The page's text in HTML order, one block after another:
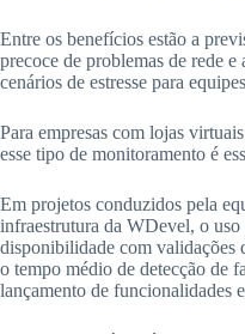
Entre os benefícios estão a
precoce de problemas de rede
cenários de estresse para
Para empresas com lojas
esse tipo de monitoramento é
Em projetos conduzidos pela
infraestrutura da WDevel, o
disponibilidade com validações
o tempo médio de detecção de
lançamento de funcionalidades